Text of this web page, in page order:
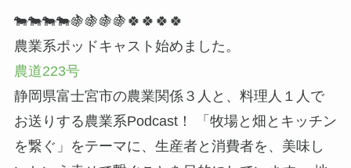
🐄🐄🐄🐄🍇🍇🍇🍇🍀🍀🍀🍀
農業系ポッドキャスト始めました。
農道223号
静岡県富士宮市の農業関係３人と、料理人１人で
お送りする農業系Podcast！ 「牧場と畑とキッチン
を繋ぐ」をテーマに、生産者と消費者を、美味し